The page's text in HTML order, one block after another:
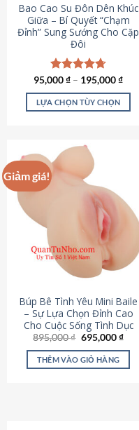
Bao Cao Su Đôn Dên Khúc
Giữa – Bí Quyết “Chạm
Đỉnh” Sung Sướng Cho Cặp
Đôi
Được xếp
hạng4.70
5 sao
95,000₫ – 195,000₫
LỰA CHỌN TÙY CHỌN
này
nhiều
biến
thể.
chọn
thể
chọn
trên
trang
sản
phẩm
Giảm giá!
Búp Bê Tình Yêu Mini Baile
– Sự Lựa Chọn Đỉnh Cao
Cho Cuộc Sống Tình Dục
895,000₫ Giá
là:
895,000 ₫.
695,000₫Giá
tại
THÊM VÀO GIỎ HÀNG